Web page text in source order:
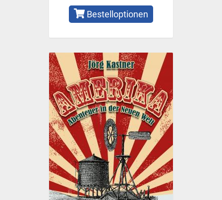
Bestelloptionen